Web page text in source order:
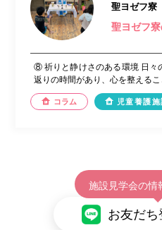
聖ヨゼフ寮
聖ヨゼフ
⑧ 祈りと静けさのある環境 日々
返りの時間があり、心を整えるこ
コラム 児童養護施
施設見学会の情
お友だち